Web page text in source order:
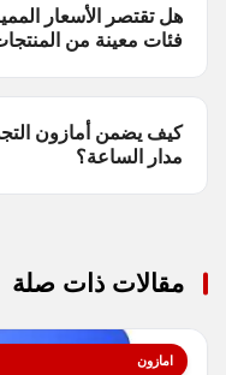
فئات معينة من
كيف يضمن أمازون
مدار الساعة؟
مقالات ذات صلة
امازون